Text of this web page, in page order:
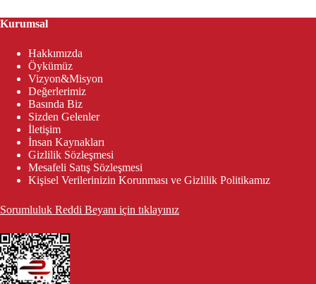
Kurumsal
Hakkımızda
Öykümüz
Vizyon&Misyon
Değerlerimiz
Basında Biz
Sizden Gelenler
İletişim
İnsan Kaynakları
Gizlilik Sözleşmesi
Mesafeli Satış Sözleşmesi
Kişisel Verilerinizin Korunması ve Gizlilik Politikamız
Sorumluluk Reddi Beyanı için tıklayınız